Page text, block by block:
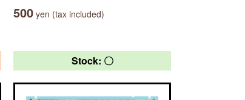
500 yen (tax included)
Stock: 〇